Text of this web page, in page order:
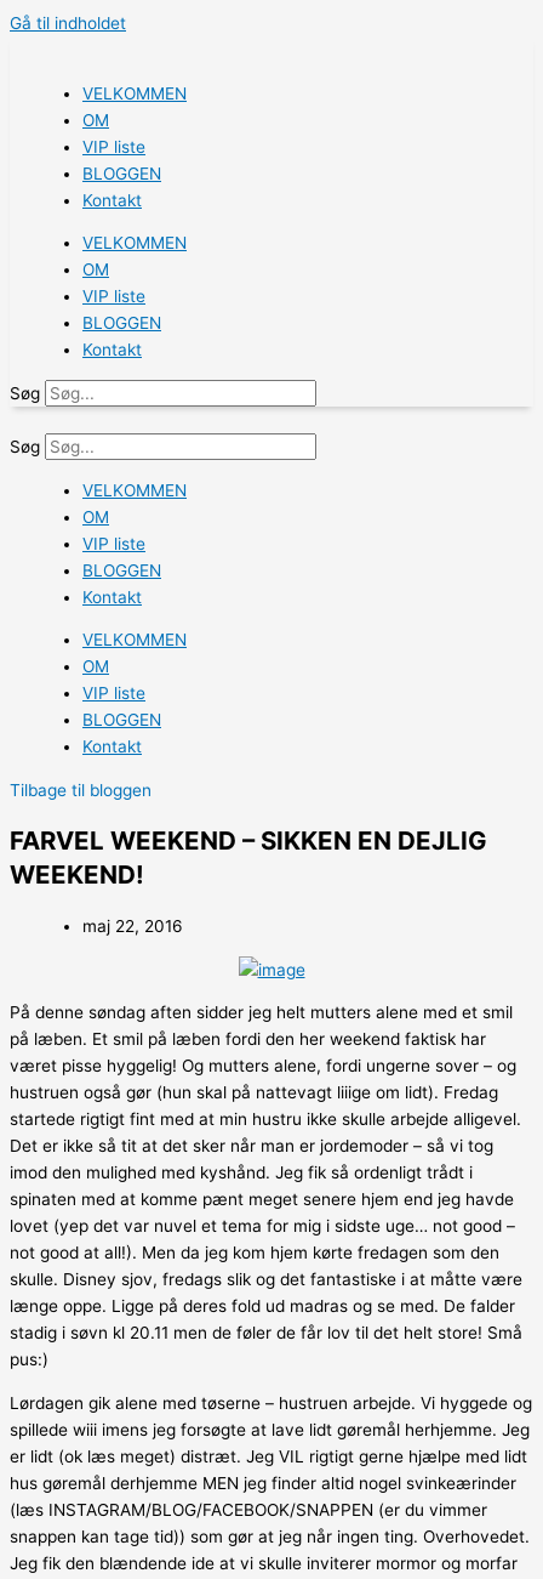
Gå til indholdet
VELKOMMEN
OM
VIP liste
BLOGGEN
Kontakt
VELKOMMEN
OM
VIP liste
BLOGGEN
Kontakt
Søg
Søg
VELKOMMEN
OM
VIP liste
BLOGGEN
Kontakt
VELKOMMEN
OM
VIP liste
BLOGGEN
Kontakt
Tilbage til bloggen
FARVEL WEEKEND – SIKKEN EN DEJLIG
WEEKEND!
maj 22, 2016
På denne søndag aften sidder jeg helt mutters alene med et smil
på læben. Et smil på læben fordi den her weekend faktisk har
været pisse hyggelig! Og mutters alene, fordi ungerne sover – og
hustruen også gør (hun skal på nattevagt liiige om lidt). Fredag
startede rigtigt fint med at min hustru ikke skulle arbejde alligevel.
Det er ikke så tit at det sker når man er jordemoder – så vi tog
imod den mulighed med kyshånd. Jeg fik så ordenligt trådt i
spinaten med at komme pænt meget senere hjem end jeg havde
lovet (yep det var nuvel et tema for mig i sidste uge… not good –
not good at all!). Men da jeg kom hjem kørte fredagen som den
skulle. Disney sjov, fredags slik og det fantastiske i at måtte være
længe oppe. Ligge på deres fold ud madras og se med. De falder
stadig i søvn kl 20.11 men de føler de får lov til det helt store! Små
pus:)
Lørdagen gik alene med tøserne – hustruen arbejde. Vi hyggede og
spillede wiii imens jeg forsøgte at lave lidt gøremål herhjemme. Jeg
er lidt (ok læs meget) distræt. Jeg VIL rigtigt gerne hjælpe med lidt
hus gøremål derhjemme MEN jeg finder altid nogel svinkeærinder
(læs INSTAGRAM/BLOG/FACEBOOK/SNAPPEN (er du vimmer
snappen kan tage tid)) som gør at jeg når ingen ting. Overhovedet.
Jeg fik den blændende ide at vi skulle inviterer mormor og morfar